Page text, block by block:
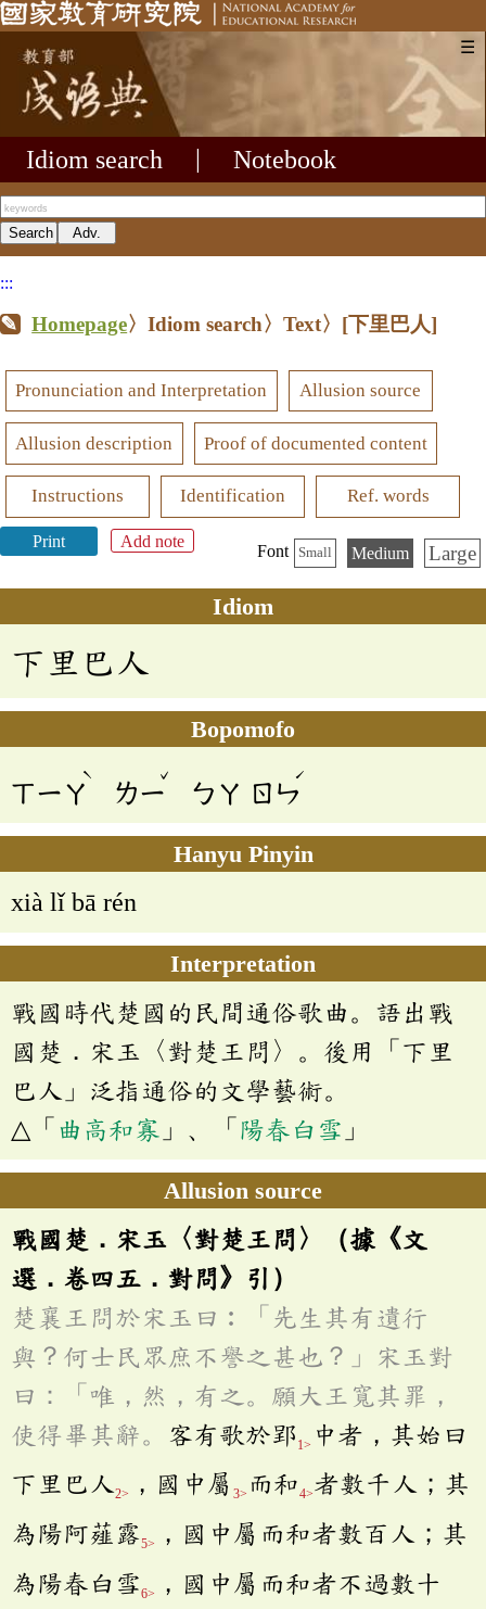
☰
Idiom search Notebook
:::
Homepage〉Idiom search〉Text〉 [下里巴人]
Pronunciation and Interpretation Allusion source
Allusion description Proof of documented content
Instructions Identification Ref. words
Print Add note
Font Small Medium Large
Idiom
下里巴人
Bopomofo
ㄒㄧㄚ
ˋ
ㄌㄧ
ˇ
ㄅㄚ ㄖㄣ
ˊ
Hanyu Pinyin
xià lǐ bā rén
Interpretation
戰國時代楚國的民間通俗歌曲。語出戰
國楚．宋玉〈對楚王問〉。後用「下里
巴人」泛指通俗的文學藝術。
△「 曲高和寡 」、「 陽春白雪 」
Allusion source
戰國楚．宋玉〈對楚王問〉（據《文
選．卷四五．對問》引）
楚襄王問於宋玉曰︰「先生其有遺行
與？何士民眾庶不譽之甚也？」宋玉對
曰：「唯，然，有之。願大王寬其罪，
使得畢其辭。
客有歌於郢 1> 中者，其始曰
下里巴人2> ，國中屬 3> 而和4>者數千人；其
為陽阿薤露5>
，國中屬而和者數百人；其
為陽春白雪6>
，國中屬而和者不過數十